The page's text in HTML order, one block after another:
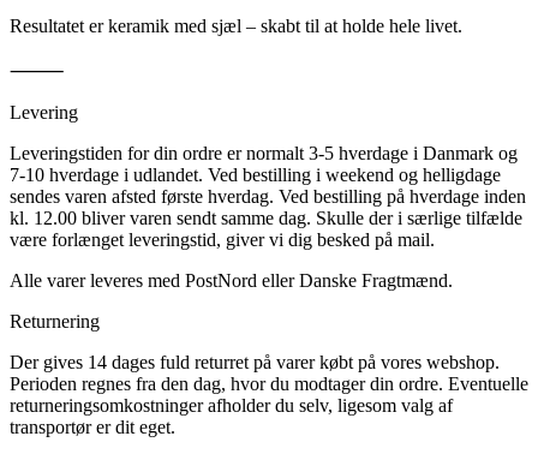
Resultatet er keramik med sjæl – skabt til at holde hele livet.
⸻
Levering
Leveringstiden for din ordre er normalt 3-5 hverdage i Danmark og
7-10 hverdage i udlandet. Ved bestilling i weekend og helligdage
sendes varen afsted første hverdag. Ved bestilling på hverdage inden
kl. 12.00 bliver varen sendt samme dag. Skulle der i særlige tilfælde
være forlænget leveringstid, giver vi dig besked på mail.
Alle varer leveres med PostNord eller Danske Fragtmænd.
Returnering
Der gives 14 dages fuld returret på varer købt på vores webshop.
Perioden regnes fra den dag, hvor du modtager din ordre. Eventuelle
returneringsomkostninger afholder du selv, ligesom valg af
transportør er dit eget.